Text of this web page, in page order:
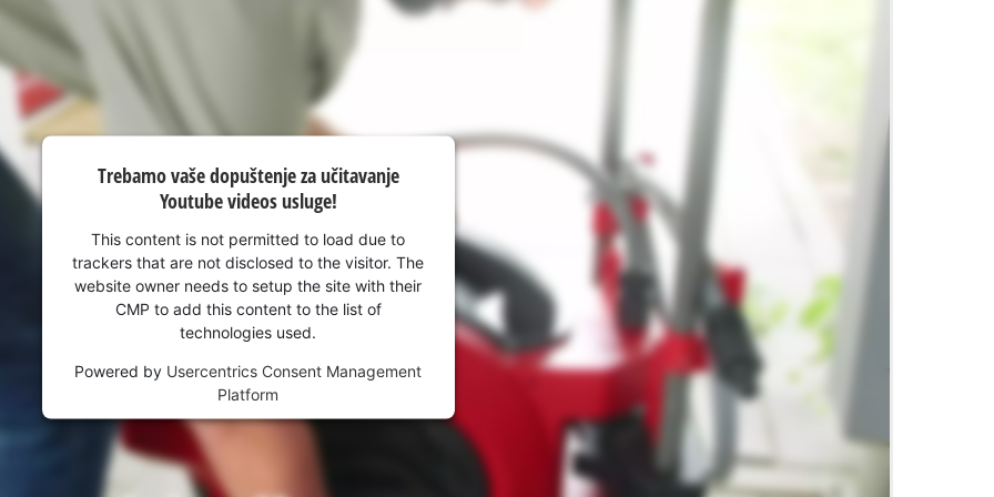
visitor. The website owner needs to setup
to the list of technologies used.
Powered by
Usercentrics Consent
Management Platform
Trebamo vaše dopuštenje za učitavanje
Youtube videos usluge!
This content is not permitted to load due to
trackers that are not disclosed to the visitor. The
website owner needs to setup the site with their
CMP to add this content to the list of
technologies used.
Powered by Usercentrics Consent Management
Platform